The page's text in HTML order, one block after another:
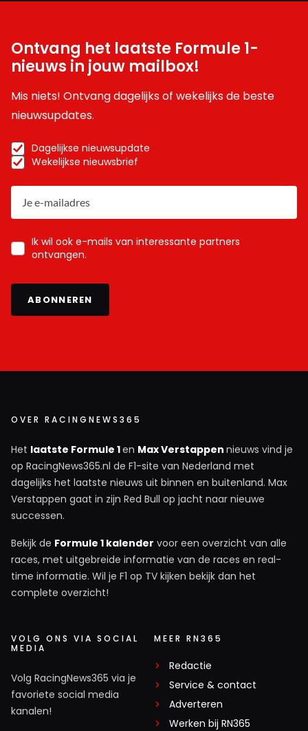
Ontvang het laatste Formule 1-
nieuws in jouw mailbox!
Mis niets! Ontvang dagelijks of wekelijks de beste
nieuwsupdates.
Dagelijkse nieuwsupdate
Wekelijkse nieuwsbrief
Ik wil ook e-mails van interessante partners
ontvangen.
ABONNEREN
OVER RACINGNEWS365
Het laatste Formule 1en Max Verstappen nieuws vind je
op RacingNews365.nl de F1-site van Nederland met
dagelijks het laatste nieuws uit binnen en buitenland. Max
Verstappen gaat in zijn Red Bull op jacht naar nieuwe
successen.
Bekijk de Formule 1 kalender voor een overzicht van alle
races, met uitgebreide informatie van de races en real-
time informatie. Wil je F1 op TV kijken bekijk dan het
complete overzicht!
VOLG ONS VIA SOCIAL
MEDIA
Volg RacingNews365 via je
favoriete social media
kanalen!
MEER RN365
Redactie
Service & contact
Adverteren
Werken bij RN365